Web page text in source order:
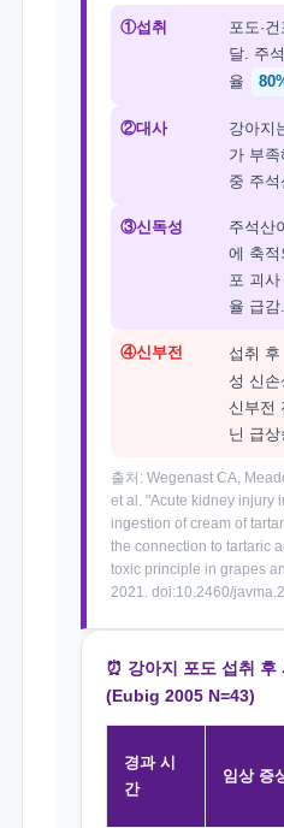
①섭취
포도·
달. 주
율
②대사
강아지
가 부
중 주석
③신독성
주석산
에 축적
포 괴
율 급감.
④신부전 섭취 후
성 신
신부전
닌 급상
출처: Wegenast CA,
et al. "Acute kidney injury
ingestion of cream of
the connection to tartaric
toxic principle in grapes
2021. doi:10.2460/
⏰ 강아지 포도 섭취 후
(Eubig 2005 N=43)
경과 시
간
임상 증